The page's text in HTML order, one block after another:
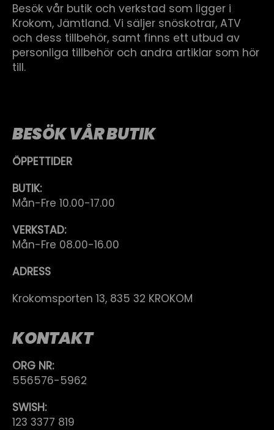
Besök vår butik och verkstad som ligger i
Krokom, Jämtland. Vi säljer snöskotrar, ATV
och dess tillbehör, samt finns ett utbud av
personliga tillbehör och andra artiklar som hör
till.
BESÖK VÅR BUTIK
ÖPPETTIDER
BUTIK:
Mån-Fre 10.00-17.00
VERKSTAD:
Mån-Fre 08.00-16.00
ADRESS
Krokomsporten 13, 835 32 KROKOM
KONTAKT
ORG NR:
556576-5962
SWISH:
123 3377 819